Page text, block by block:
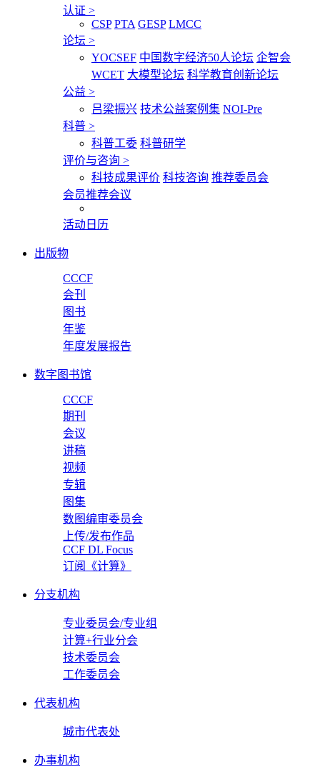
认证 >
CSP PTA GESP LMCC
论坛 >
YOCSEF 中国数字经济50人论坛 企智会
WCET 大模型论坛 科学教育创新论坛
公益 >
吕梁振兴 技术公益案例集 NOI-Pre
科普 >
科普工委 科普研学
评价与咨询 >
科技成果评价 科技咨询 推荐委员会
会员推荐会议
活动日历
出版物
CCCF
会刊
图书
年鉴
年度发展报告
数字图书馆
CCCF
期刊
会议
讲稿
视频
专辑
图集
数图编审委员会
上传/发布作品
CCF DL Focus
订阅《计算》
分支机构
专业委员会/专业组
计算+行业分会
技术委员会
工作委员会
代表机构
城市代表处
办事机构